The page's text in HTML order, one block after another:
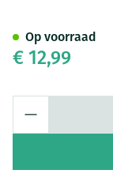
€ 12,99
Op voorraad